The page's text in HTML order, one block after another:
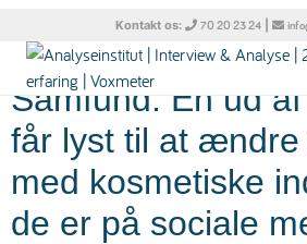
Kontakt os: 70 20 23 24 |
Tag:
Samfund: En ud
får lyst til at ændre
med kosmetiske
de er på sociale